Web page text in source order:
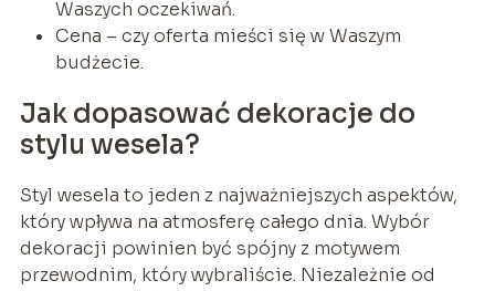
Waszych oczekiwań.
Cena – czy oferta mieści się w Waszym
budżecie.
Jak dopasować dekoracje do
stylu wesela?
Styl wesela to jeden z najważniejszych aspektów,
który wpływa na atmosferę całego dnia. Wybór
dekoracji powinien być spójny z motywem
przewodnim, który wybraliście. Niezależnie od